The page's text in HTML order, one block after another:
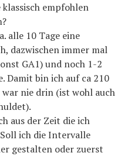
empfohlen
alle 10 Tage eine
dazwischen immer mal
GA1) und noch 1-2
Damit bin ich auf ca 210
nie drin (ist wohl auch
aus der Zeit die ich
ich die Intervalle
gestalten oder zuerst